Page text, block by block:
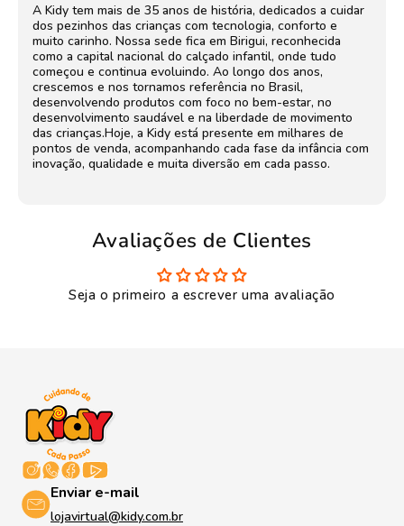
A Kidy tem mais de 35 anos de história, dedicados a cuidar
dos pezinhos das crianças com tecnologia, conforto e
muito carinho. Nossa sede fica em Birigui, reconhecida
como a capital nacional do calçado infantil, onde tudo
começou e continua evoluindo. Ao longo dos anos,
crescemos e nos tornamos referência no Brasil,
desenvolvendo produtos com foco no bem-estar, no
desenvolvimento saudável e na liberdade de movimento
das crianças.Hoje, a Kidy está presente em milhares de
pontos de venda, acompanhando cada fase da infância com
inovação, qualidade e muita diversão em cada passo.
Avaliações de Clientes
Seja o primeiro a escrever uma avaliação
Enviar e-mail
lojavirtual@kidy.com.br